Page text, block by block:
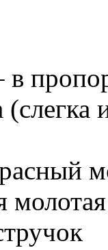
в
молотая